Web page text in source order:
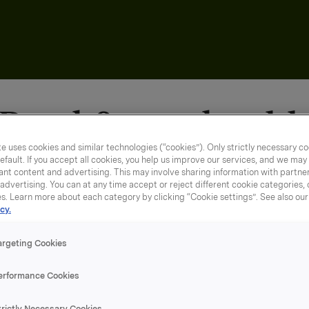
&
uses cookies and similar technologies (“cookies”). Only strictly necessary
If you accept all cookies, you help us improve our services, and we may
content and advertising. This may involve sharing information with
You can at any time accept or reject different cookie categories,
Learn more about each category by clicking “Cookie settings”. See also our
Cookies
Cookies